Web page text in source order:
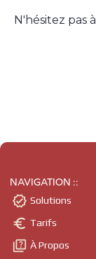
N'hésitez pas à
NAVIGATION ::
 Solutions
 Tarifs
 À Propos